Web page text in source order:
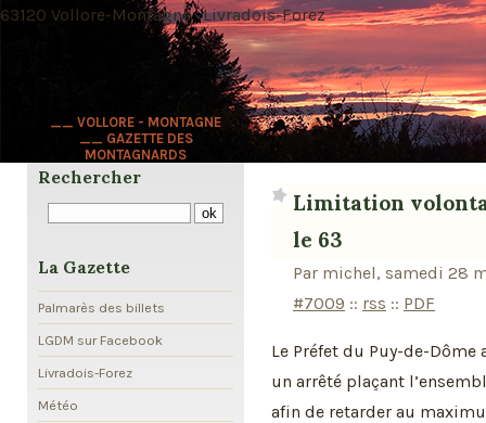
__ VOLLORE - MONTAGNE
__ GAZETTE DES
MONTAGNARDS
63120 Vollore-Montagne · Livradois-Forez
Limitation
le 63
Par michel, samedi 28
#7009 :: rss :: PDF
Le Préfet du Puy-de-
un arrêté plaçant
afin de retarder au
Rechercher
La Gazette
Palmarès des billets
LGDM sur Facebook
Livradois-Forez
Météo